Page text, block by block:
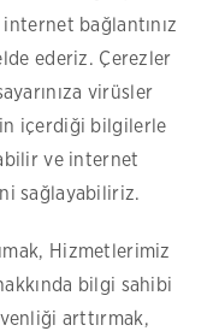
bağlantınız
ederiz. Çerezler
virüsler
içerdiği bilgilerle
ve internet
sağlayabiliriz.
Hizmetlerimiz
bilgi sahibi
arttırmak,